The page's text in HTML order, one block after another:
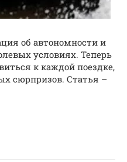
об автономности и
условиях. Теперь
к каждой поездке,
сюрпризов. Статья –